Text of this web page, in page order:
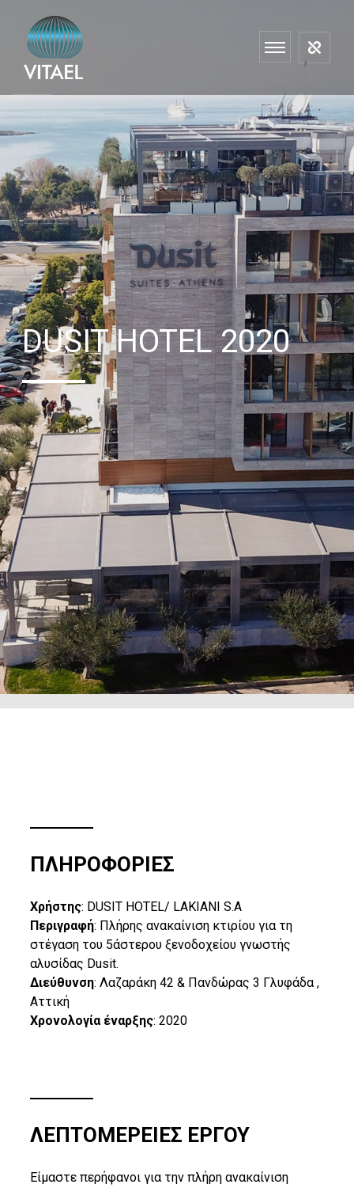
DUSIT HOTEL 2020
ΠΛΗΡΟΦΟΡΙΕΣ
Χρήστης: DUSIT HOTEL/ LAKIANI S.A
Περιγραφή: Πλήρης ανακαίνιση κτιρίου για τη
στέγαση του 5άστερου ξενοδοχείου γνωστής
αλυσίδας Dusit.
Διεύθυνση: Λαζαράκη 42 & Πανδώρας 3 Γλυφάδα ,
Αττική
Χρονολογία έναρξης: 2020
ΛΕΠΤΟΜΕΡΕΙΕΣ ΕΡΓΟΥ
Είμαστε περήφανοι για την πλήρη ανακαίνιση